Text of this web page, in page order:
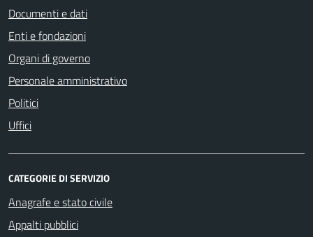
Documenti e dati
Enti e fondazioni
Organi di governo
Personale amministrativo
Politici
Uffici
CATEGORIE DI SERVIZIO
Anagrafe e stato civile
Appalti pubblici